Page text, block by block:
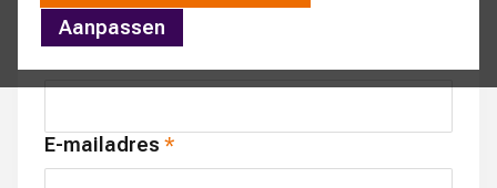
Aanpassen
Event 2026
E-mailadres